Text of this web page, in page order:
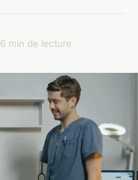
6 min de lecture